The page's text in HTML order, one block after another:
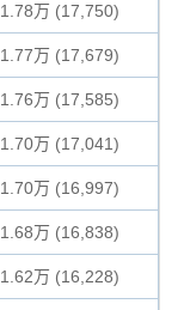
1.78万 (17,750)
1.77万 (17,679)
1.76万 (17,585)
1.70万 (17,041)
1.70万 (16,997)
1.68万 (16,838)
1.62万 (16,228)